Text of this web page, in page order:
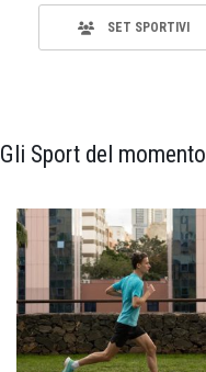
SET SPORTIVI
Gli Sport del momento